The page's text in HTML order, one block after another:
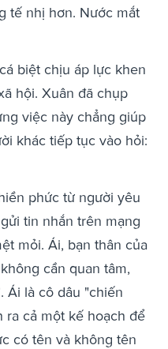
tế nhị hơn. Nước mắt
biệt chịu áp lực khen
hội. Xuân đã chụp
việc này chẳng giúp
khác tiếp tục vào hỏi:
phức từ người yêu
tin nhắn trên mạng
mỏi. Ái, bạn thân của
cần quan tâm,
Ái là cô dâu "chiến
ra cả một kế hoạch để
có tên và không tên